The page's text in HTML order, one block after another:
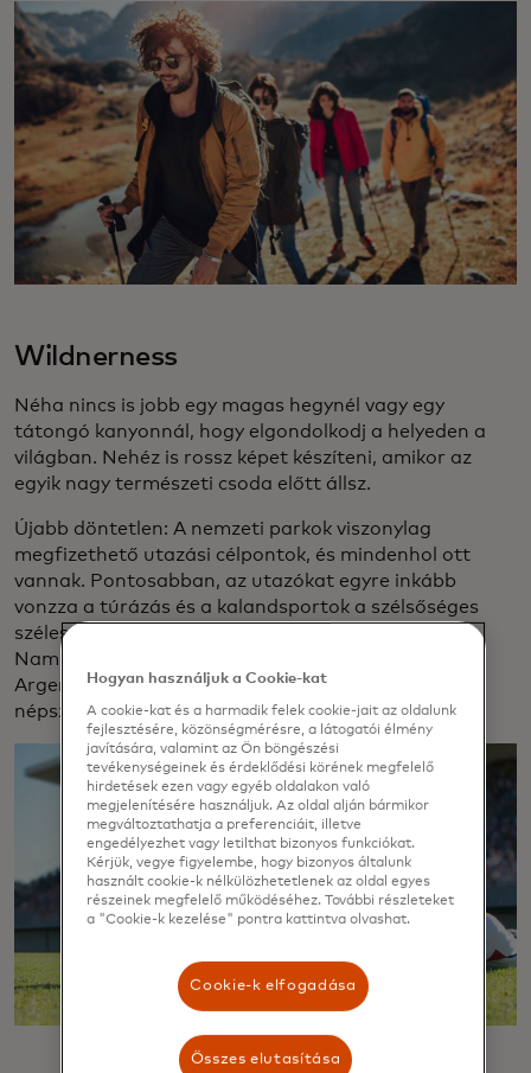
Wildnerness
Néha nincs is jobb egy magas hegynél vagy egy
tátongó kanyonnál, hogy elgondolkodj a helyeden a
világban. Nehéz is rossz képet készíteni, amikor az
egyik nagy természeti csoda előtt állsz.
Újabb döntetlen: A nemzeti parkok viszonylag
megfizethető utazási célpontok, és mindenhol ott
vannak. Pontosabban, az utazókat egyre inkább
vonzza a túrázás és a kalandsportok a szélsőséges
szélességi körökben, például Skandináviában,
Namíbiában/Dél-Afrikában, Kanadában és
Argentínában. Új-Zéland túlvilági tájai továbbra is
népszerűek a leendő hobbitok körében.
Hogyan használjuk a Cookie-kat
A cookie-kat és a harmadik felek cookie-jait az oldalunk
fejlesztésére, közönségmérésre, a látogatói élmény
javítására, valamint az Ön böngészési
tevékenységeinek és érdeklődési körének megfelelő
hirdetések ezen vagy egyéb oldalakon való
megjelenítésére használjuk. Az oldal alján bármikor
megváltoztathatja a preferenciáit, illetve
engedélyezhet vagy letilthat bizonyos funkciókat.
Kérjük, vegye figyelembe, hogy bizonyos általunk
használt cookie-k nélkülözhetetlenek az oldal egyes
részeinek megfelelő működéséhez. További részleteket
a "Cookie-k kezelése" pontra kattintva olvashat.
Cookie-k elfogadása
Összes elutasítása